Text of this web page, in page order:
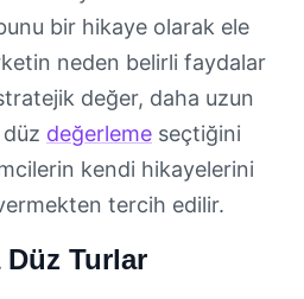
bir hikaye olarak ele
neden belirli faydalar
değer, daha uzun
düz değerleme seçtiğini
kendi hikayelerini
tercih edilir.
Düz Turlar